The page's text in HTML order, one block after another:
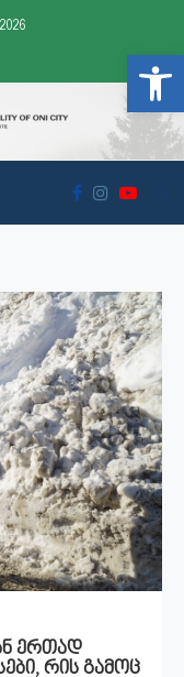
ერთად
რის გამოც